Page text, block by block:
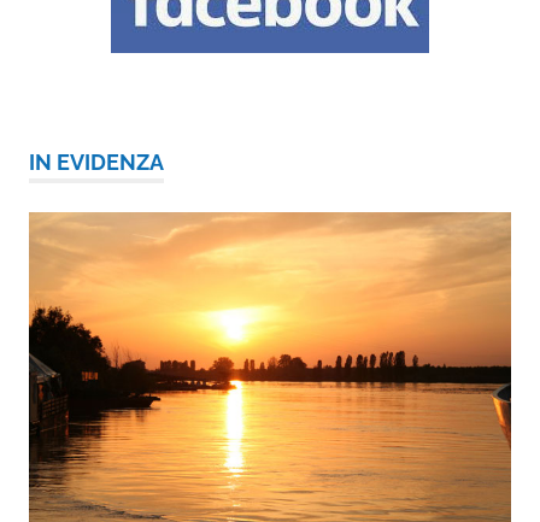
IN EVIDENZA